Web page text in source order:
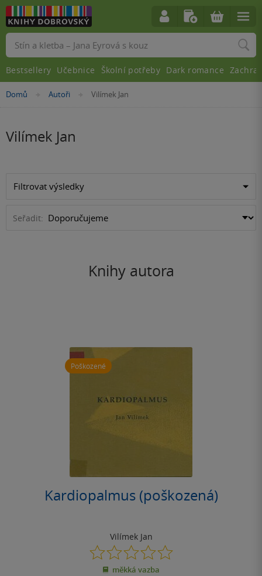
Nacházíte
Domů »Autoři »
Vilímek Jan
Vilímek Jan
Filtrovat výsledky
Seřadit:
Knihy autora
Poškozené
Kardiopalmus (poškozená)
Vilímek Jan
0.0
z
5
měkká vazba
Vyhledávání
Bestsellery Učebnice Školní potřeby Dark romance